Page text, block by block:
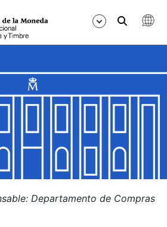
Departamento de Compras